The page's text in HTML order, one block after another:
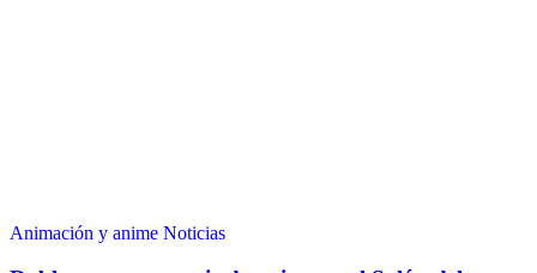
Animación y anime Noticias